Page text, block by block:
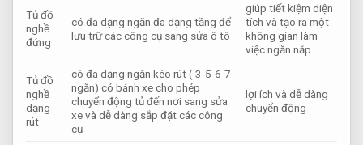
Tủ đồ
nghề
đứng
có đa dạng ngăn đa dạng tầng để
lưu trữ các công cụ sang sửa ô tô
giúp tiết kiệm diện
tích và tạo ra một
không gian làm
việc ngăn nắp
Tủ đồ
nghề
dạng
rút
có đa dạng ngăn kéo rút ( 3-5-6-7
ngăn) có bánh xe cho phép
chuyển động tủ đến nơi sang sửa
xe và dễ dàng sắp đặt các công
cụ
lợi ích và dễ dàng
chuyển động